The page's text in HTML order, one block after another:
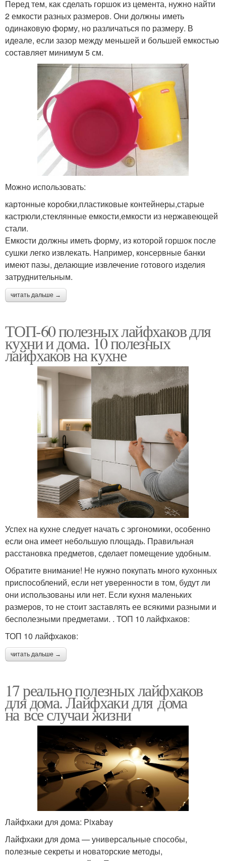
Перед тем, как сделать горшок из цемента, нужно найти
2 емкости разных размеров. Они должны иметь
одинаковую форму, но различаться по размеру. В
идеале, если зазор между меньшей и большей емкостью
составляет минимум 5 см.
Можно использовать:
картонные коробки,пластиковые контейнеры,старые
кастрюли,стеклянные емкости,емкости из нержавеющей
стали.
Емкости должны иметь форму, из которой горшок после
сушки легко извлекать. Например, консервные банки
имеют пазы, делающие извлечение готового изделия
затруднительным.
читать дальше →
ТОП-60 полезных лайфхаков для
кухни и дома. 10 полезных
лайфхаков на кухне
Успех на кухне следует начать с эргономики, особенно
если она имеет небольшую площадь. Правильная
расстановка предметов, сделает помещение удобным.
Обратите внимание! Не нужно покупать много кухонных
приспособлений, если нет уверенности в том, будут ли
они использованы или нет. Если кухня маленьких
размеров, то не стоит заставлять ее всякими разными и
бесполезными предметами. . ТОП 10 лайфхаков:
ТОП 10 лайфхаков:
читать дальше →
17 реально полезных лайфхаков
для дома. Лайфхаки для дома
на все случаи жизни
Лайфхаки для дома: Pixabay
Лайфхаки для дома — универсальные способы,
полезные секреты и новаторские методы,